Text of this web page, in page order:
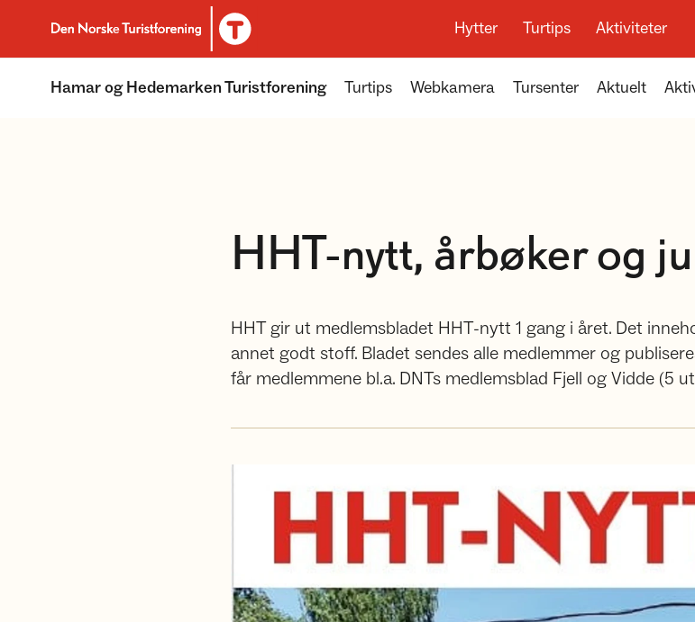
Til DNT.no forside
Hytter Turtips Aktiviteter
Hamar og Hedemarken Turistforening Turtips Webkamera Tursenter Aktuelt
HHT-nytt, årbøker og
HHT gir ut medlemsbladet HHT-nytt 1 gang i året. Det
annet godt stoff. Bladet sendes alle medlemmer og
får medlemmene bl.a. DNTs medlemsblad Fjell og Vidde (5